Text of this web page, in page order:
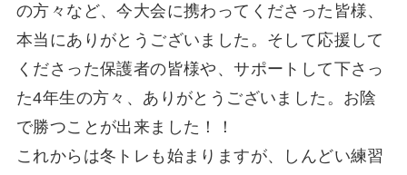
の方々など、今大会に携わってくださった皆様、
本当にありがとうございました。そして応援して
くださった保護者の皆様や、サポートして下さっ
た4年生の方々、ありがとうございました。お陰
で勝つことが出来ました！！
これからは冬トレも始まりますが、しんどい練習